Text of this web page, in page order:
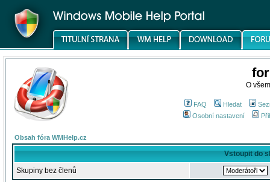
O
FAQ Hledat
Osobní nastavení
Obsah fóra WMHelp.cz
Vstoupit do
Skupiny bez členů